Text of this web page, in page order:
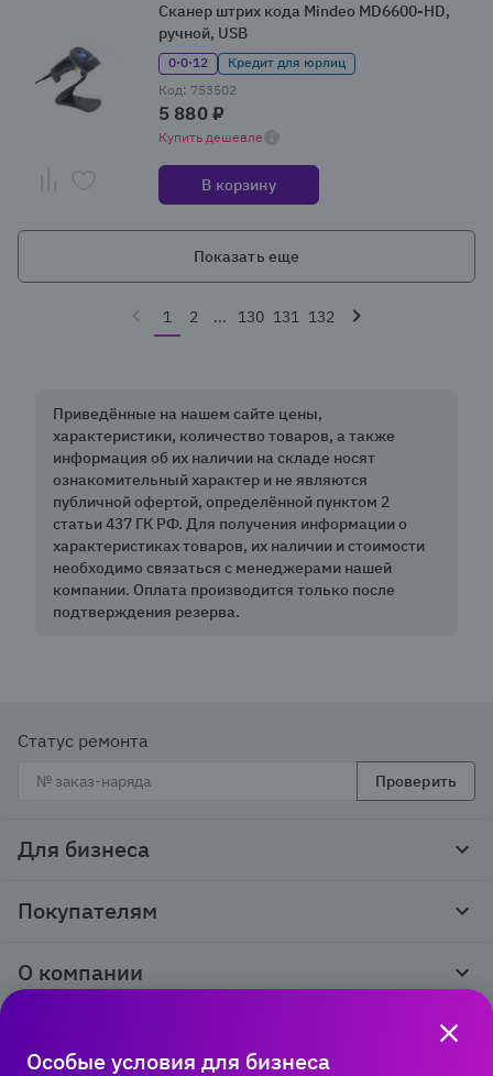
Сканер штрих кода Mindeo MD6600-HD,
ручной, USB
0·0·12
Кредит для юрлиц
Код: 753502
5 880 ₽
Купить дешевле
В корзину
Показать еще
1 2 ... 130 131 132
Приведённые на нашем сайте цены,
характеристики, количество товаров, а также
информация об их наличии на складе носят
ознакомительный характер и не являются
публичной офертой, определённой пунктом 2
статьи 437 ГК РФ. Для получения информации о
характеристиках товаров, их наличии и стоимости
необходимо связаться с менеджерами нашей
компании. Оплата производится только после
подтверждения резерва.
Статус ремонта
Проверить
Для бизнеса
Тендеры и гос закупки
Покупателям
Пункты выдачи
Гарантия и возврат
О компании
Политика компании по сохранности персональных
Особые условия для бизнеса